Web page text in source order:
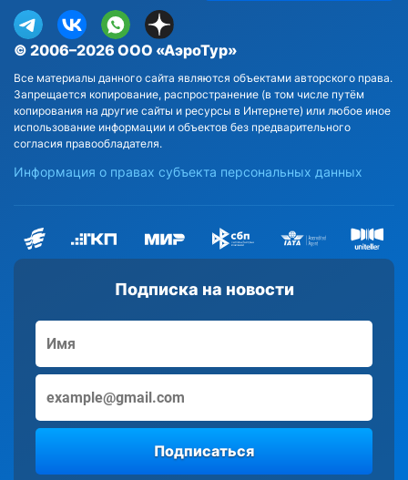
Подписка на новости
Подписаться
© 2006–2026 ООО «АэроТур»
Все материалы данного сайта являются объектами авторского права.
Запрещается копирование, распространение (в том числе путём
копирования на другие сайты и ресурсы в Интернете) или любое иное
использование информации и объектов без предварительного
согласия правообладателя.
Информация о правах субъекта персональных данных